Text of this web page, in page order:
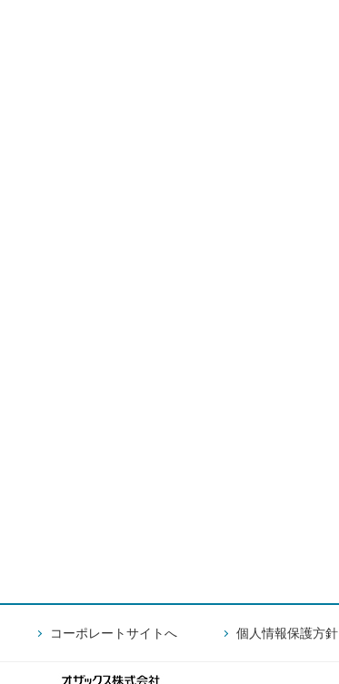
コーポレートサイトへ 個人情報保護方針